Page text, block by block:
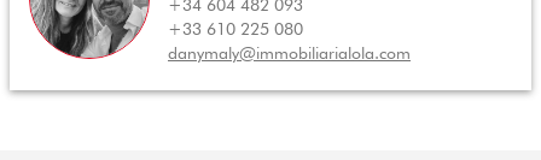
+34 604 482 093
+33 610 225 080
danymaly@immobiliarialola.com